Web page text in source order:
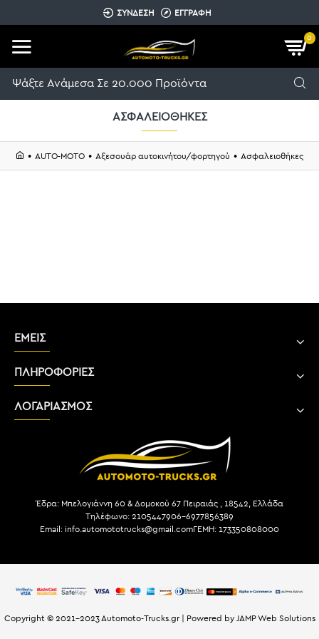
ΣΥΝΔΕΣΗ ΕΓΓΡΑΦΗ
0
AUTO-MOTO Αξεσουάρ αυτοκινήτου/φορτηγού Ασφαλειοθήκες
ΑΣΦΑΛΕΙΟΘΉΚΕΣ
ΕΜΕΙΣ
ΠΛΗΡΟΦΟΡΙΕΣ
ΛΟΓΑΡΙΑΣΜΟΣ
Έδρα: Μπελογιάννη 60 & Δομοκού 67 Πειραιάς , 18542, Ελλάδα
Τηλέφωνο: 2105447906-6977856389
Email: info.automototrucks@gmail.comΓΕΜΗ: 173350808000
Copyright © 2021-2023 Automoto-Trucks.gr | Powered by JAMP Web Solutions